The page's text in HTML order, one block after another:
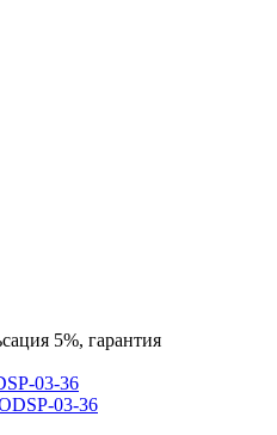
5%, гарантия
03-36